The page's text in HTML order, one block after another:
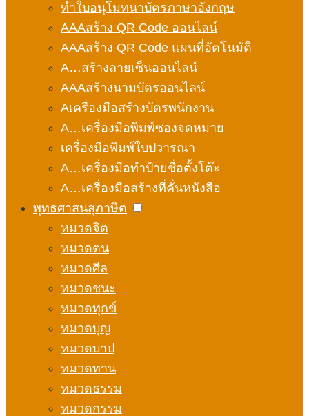
ทำใบอนุโมทนาบัตรภาษาอังกฤษ
AAAสร้าง QR Code ออนไลน์
AAAสร้าง QR Code แผนที่อัตโนมัติ
A…สร้างลายเซ็นออนไลน์
AAAสร้างนามบัตรออนไลน์
Aเครื่องมือสร้างบัตรพนักงาน
A…เครื่องมือพิมพ์ซองจดหมาย
เครื่องมือพิมพ์ใบปวารณา
A…เครื่องมือทำป้ายชื่อตั้งโต๊ะ
A…เครื่องมือสร้างที่คั่นหนังสือ
พุทธศาสนสุภาษิต
หมวดจิต
หมวดตน
หมวดศีล
หมวดชนะ
หมวดทุกข์
หมวดบุญ
หมวดบาป
หมวดทาน
หมวดธรรม
หมวดกรรม